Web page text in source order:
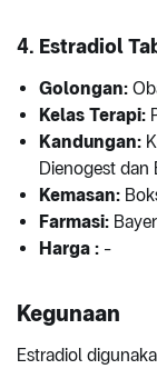
4. Estradiol
Golongan:
Kelas Terapi:
Kandungan:
Dienogest dan
Kemasan:
Farmasi: Bayer
Harga : -
Kegunaan
Estradiol